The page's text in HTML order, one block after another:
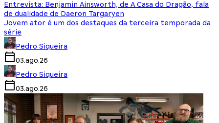
Entrevista: Benjamin Ainsworth, de A Casa do Dragão, fala
de dualidade de Daeron Targaryen
Jovem ator é um dos destaques da terceira temporada da
série
Pedro Siqueira
03.ago.26
Pedro Siqueira
03.ago.26